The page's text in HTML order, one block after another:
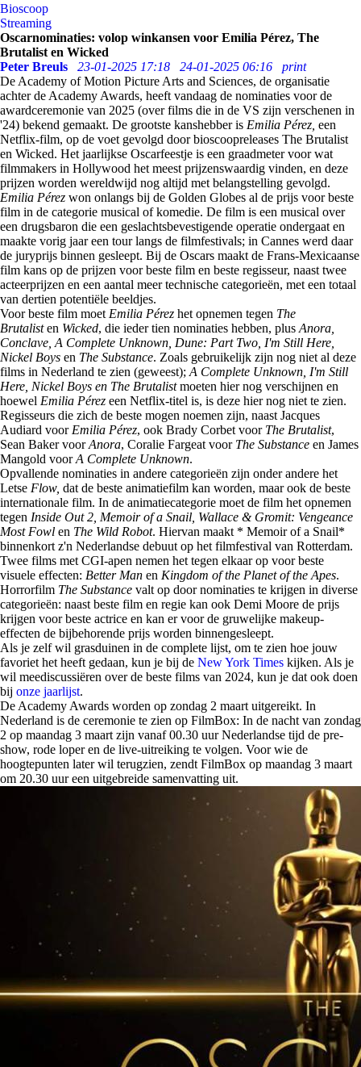
Bioscoop
Streaming
Oscarnominaties: volop winkansen voor Emilia Pérez, The
Brutalist en Wicked
Peter Breuls
23-01-2025 17:18 24-01-2025 06:16
print
De Academy of Motion Picture Arts and Sciences, de organisatie
achter de Academy Awards, heeft vandaag de nominaties voor de
awardceremonie van 2025 (over films die in de VS zijn verschenen in
'24) bekend gemaakt. De grootste kanshebber is Emilia Pérez, een
Netflix-film, op de voet gevolgd door bioscoopreleases The Brutalist
en Wicked. Het jaarlijkse Oscarfeestje is een graadmeter voor wat
filmmakers in Hollywood het meest prijzenswaardig vinden, en deze
prijzen worden wereldwijd nog altijd met belangstelling gevolgd.
Emilia Pérez won onlangs bij de Golden Globes al de prijs voor beste
film in de categorie musical of komedie. De film is een musical over
een drugsbaron die een geslachtsbevestigende operatie ondergaat en
maakte vorig jaar een tour langs de filmfestivals; in Cannes werd daar
de juryprijs binnen gesleept. Bij de Oscars maakt de Frans-Mexicaanse
film kans op de prijzen voor beste film en beste regisseur, naast twee
acteerprijzen en een aantal meer technische categorieën, met een totaal
van dertien potentiële beeldjes.
Voor beste film moet Emilia Pérez het opnemen tegen The
Brutalisten Wicked, die ieder tien nominaties hebben, plus Anora,
Conclave, A Complete Unknown, Dune: Part Two, I'm Still Here,
Nickel Boys en The Substance. Zoals gebruikelijk zijn nog niet al deze
films in Nederland te zien (geweest); A Complete Unknown, I'm Still
Here, Nickel Boys en The Brutalistmoeten hier nog verschijnen en
hoewel Emilia Pérez een Netflix-titel is, is deze hier nog niet te zien.
Regisseurs die zich de beste mogen noemen zijn, naast Jacques
Audiard voor Emilia Pérez, ook Brady Corbet voor The Brutalist,
Sean Baker voorAnora, Coralie Fargeat voor The Substance en James
Mangold voorA Complete Unknown.
Opvallende nominaties in andere categorieën zijn onder andere het
Letse Flow, dat de beste animatiefilm kan worden, maar ook de beste
internationale film. In de animatiecategorie moet de film het opnemen
tegen Inside Out 2, Memoir of a Snail, Wallace & Gromit: Vengeance
Most Fowl en The Wild Robot. Hiervan maakt * Memoir of a Snail*
binnenkort z'n Nederlandse debuut op het filmfestival van Rotterdam.
Twee films met CGI-apen nemen het tegen elkaar op voor beste
visuele effecten: Better Man en Kingdom of the Planet of the Apes.
Horrorfilm The Substance valt op door nominaties te krijgen in diverse
categorieën: naast beste film en regie kan ook Demi Moore de prijs
krijgen voor beste actrice en kan er voor de gruwelijke makeup-
effecten de bijbehorende prijs worden binnengesleept.
Als je zelf wil grasduinen in de complete lijst, om te zien hoe jouw
favoriet het heeft gedaan, kun je bij de New York Times kijken. Als je
wil meediscussiëren over de beste films van 2024, kun je dat ook doen
bij onze jaarlijst.
De Academy Awards worden op zondag 2 maart uitgereikt. In
Nederland is de ceremonie te zien op FilmBox: In de nacht van zondag
2 op maandag 3 maart zijn vanaf 00.30 uur Nederlandse tijd de pre-
show, rode loper en de live-uitreiking te volgen. Voor wie de
hoogtepunten later wil terugzien, zendt FilmBox op maandag 3 maart
om 20.30 uur een uitgebreide samenvatting uit.